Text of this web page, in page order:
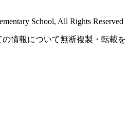
School, All Rights Reserved
情報について無断複製・転載を